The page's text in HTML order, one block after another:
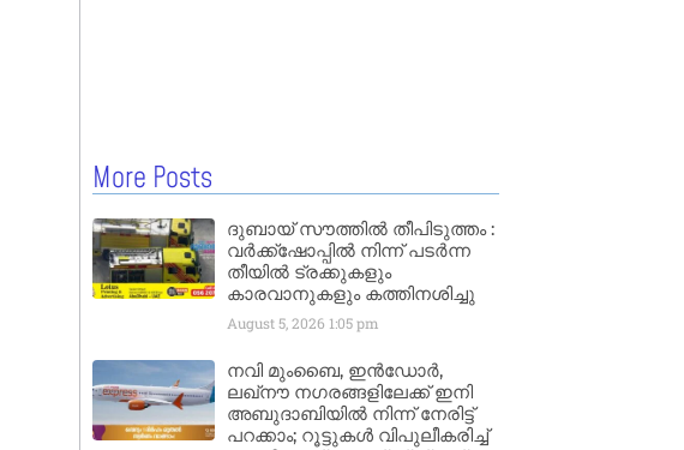
More Posts
ദുബായ് സൗത്തിൽ തീപിടുത്തം :
വർക്ക്‌ഷോപ്പിൽ നിന്ന് പടർന്ന
തീയിൽ ട്രക്കുകളും
കാരവാനുകളും കത്തിനശിച്ചു
August 5, 2026 1:05 pm
നവി മുംബൈ, ഇൻഡോർ,
ലഖ്നൗ നഗരങ്ങളിലേക്ക് ഇനി
അബുദാബിയിൽ നിന്ന് നേരിട്ട്
പറക്കാം; റൂട്ടുകൾ വിപുലീകരിച്ച്